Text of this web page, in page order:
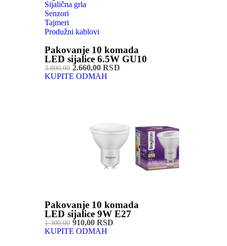
Sijalična grla
Senzori
Tajmeri
Produžni kablovi
Pakovanje 10 komada
LED sijalice 6.5W GU10
3.800,002.660,00 RSD
KUPITE ODMAH
Pakovanje 10 komada
LED sijalice 9W E27
1.300,00910,00 RSD
KUPITE ODMAH